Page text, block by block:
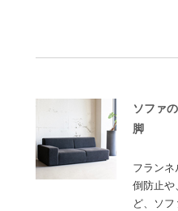
ソファ
脚
フランネ
倒防止や
ど、ソフ